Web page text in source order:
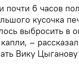
почти 6 часов
кусочка
выбросить в
–
Вику